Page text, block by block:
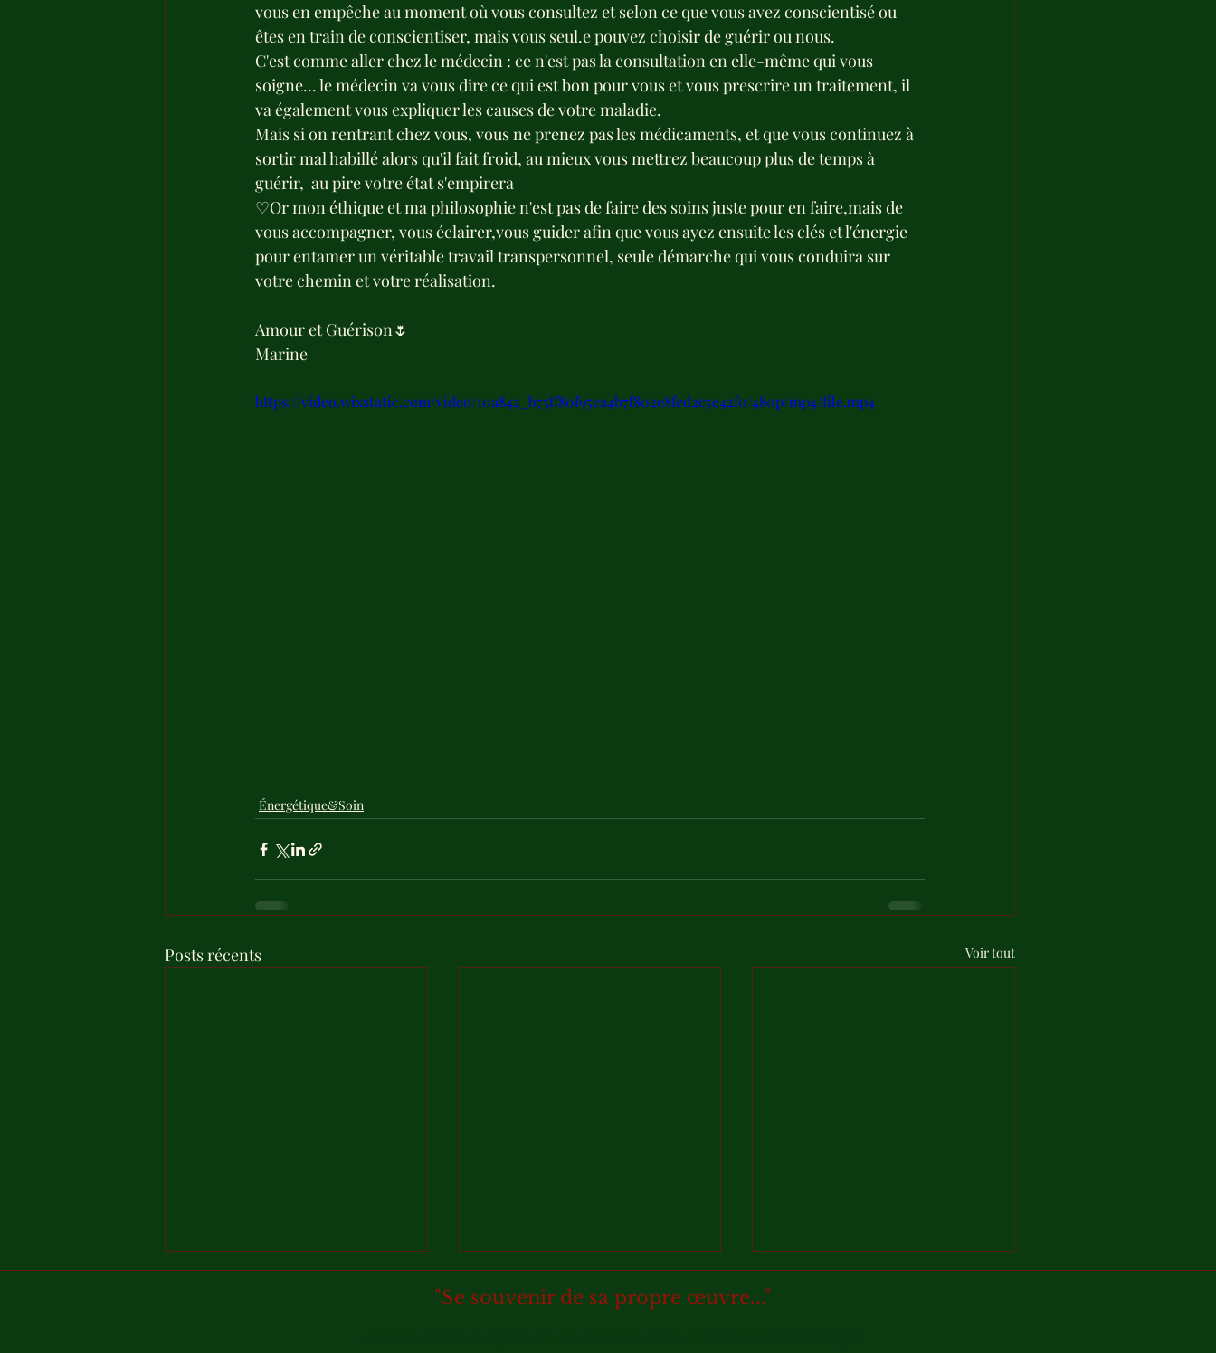
vous en empêche au moment où vous consultez et selon ce que vous avez conscientisé ou
êtes en train de conscientiser, mais vous seul.e pouvez choisir de guérir ou nous.
C'est comme aller chez le médecin : ce n'est pas la consultation en elle-même qui vous
soigne... le médecin va vous dire ce qui est bon pour vous et vous prescrire un traitement, il
va également vous expliquer les causes de votre maladie.
Mais si on rentrant chez vous, vous ne prenez pas les médicaments, et que vous continuez à
sortir mal habillé alors qu'il fait froid, au mieux vous mettrez beaucoup plus de temps à
guérir,  au pire votre état s'empirera
♡Or mon éthique et ma philosophie n'est pas de faire des soins juste pour en faire,mais de
vous accompagner, vous éclairer,vous guider afin que vous ayez ensuite les clés et l'énergie
pour entamer un véritable travail transpersonnel, seule démarche qui vous conduira sur
votre chemin et votre réalisation.
Amour et Guérison🌷
Marine
https://video.wixstatic.com/video/10a842_b75ff80f95ea4b7f802e8fed2c5e42f0/480p/mp4/file.mp4
Énergétique&Soin
Posts récents Voir tout
"Se souvenir de sa propre œuvre..."